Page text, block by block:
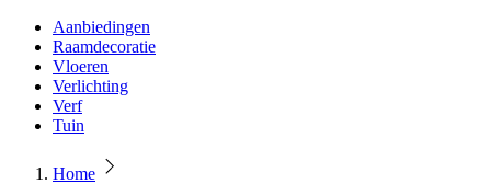
Aanbiedingen
Raamdecoratie
Vloeren
Verlichting
Verf
Tuin
Home